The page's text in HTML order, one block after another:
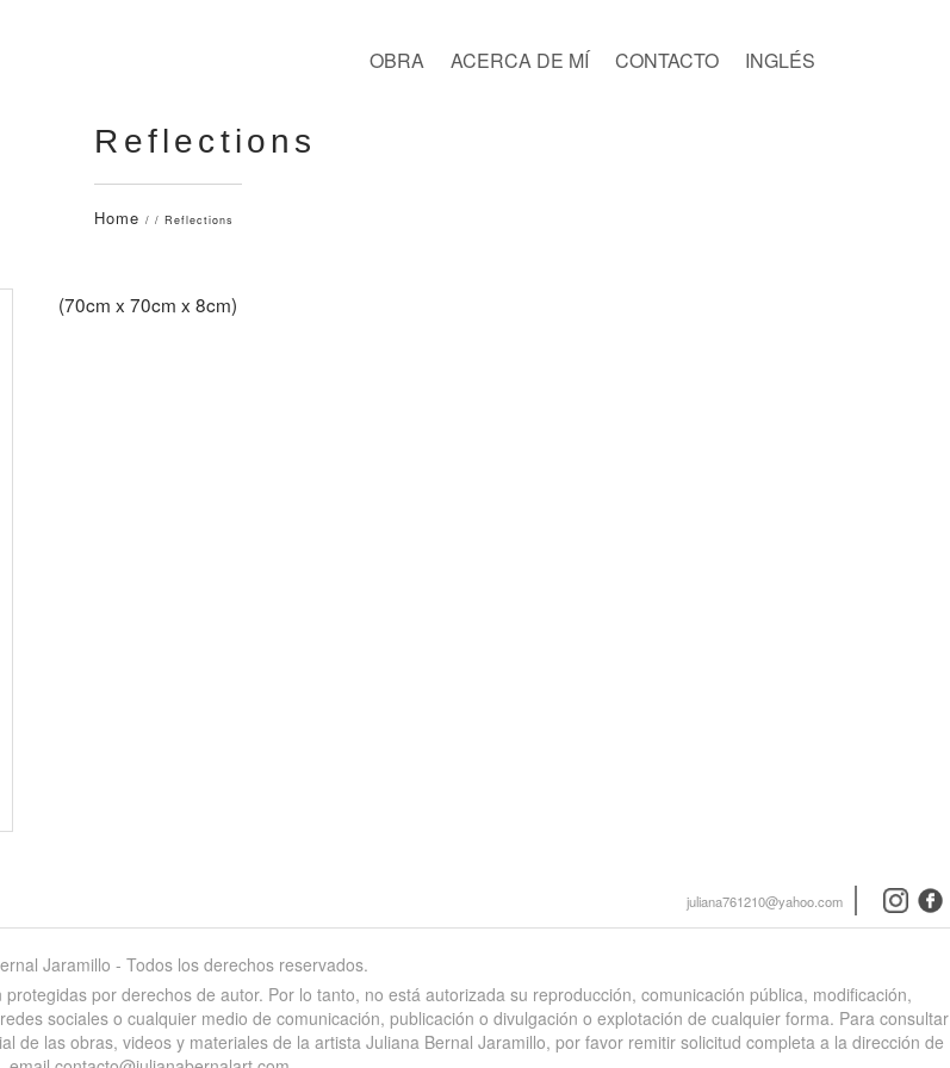
OBRA ACERCA DE MÍ CONTACTO INGLÉS
Reflections
Home/ / Reflections
(70cm x 70cm x 8cm)
juliana761210@yahoo.com
Jaramillo - Todos los derechos reservados.
por derechos de autor. Por lo tanto, no está autorizada su reproducción, comunicación pública, modificación,
sociales o cualquier medio de comunicación, publicación o divulgación o explotación de cualquier forma. Para consultar
las obras, videos y materiales de la artista Juliana Bernal Jaramillo, por favor remitir solicitud completa a la dirección de